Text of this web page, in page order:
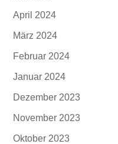
April 2024
März 2024
Februar 2024
Januar 2024
Dezember 2023
November 2023
Oktober 2023